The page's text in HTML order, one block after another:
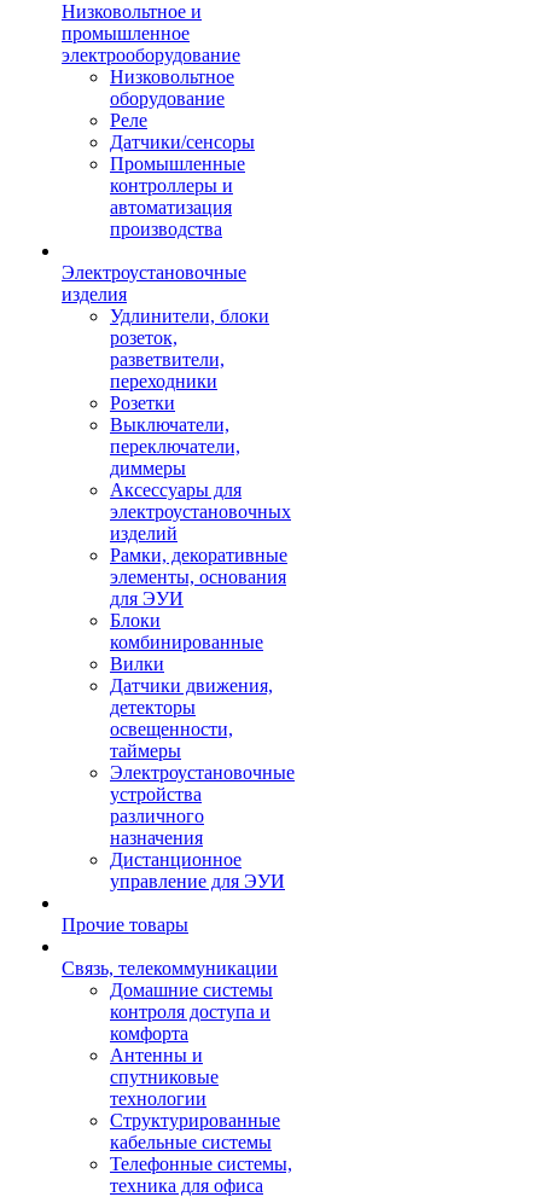
Низковольтное и
промышленное
электрооборудование
Низковольтное
оборудование
Реле
Датчики/сенсоры
Промышленные
контроллеры и
автоматизация
производства
Электроустановочные
изделия
Удлинители, блоки
розеток,
разветвители,
переходники
Розетки
Выключатели,
переключатели,
диммеры
Аксессуары для
электроустановочных
изделий
Рамки, декоративные
элементы, основания
для ЭУИ
Блоки
комбинированные
Вилки
Датчики движения,
детекторы
освещенности,
таймеры
Электроустановочные
устройства
различного
назначения
Дистанционное
управление для ЭУИ
Прочие товары
Связь, телекоммуникации
Домашние системы
контроля доступа и
комфорта
Антенны и
спутниковые
технологии
Структурированные
кабельные системы
Телефонные системы,
техника для офиса